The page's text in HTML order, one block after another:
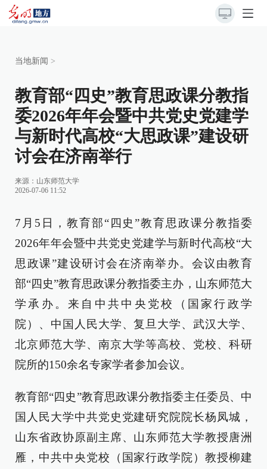
当地新闻 >
教育部“四史”教育思政课分教指
委2026年年会暨中共党史党建学
与新时代高校“大思政课”建设研
讨会在济南举行
来源： 山东师范大学
2026-07-06 11:52
7月5日，教育部“四史”教育思政课分教指委
2026年年会暨中共党史党建学与新时代高校“大
思政课”建设研讨会在济南举办。会议由教育
部“四史”教育思政课分教指委主办，山东师范大
学承办。来自中共中央党校（国家行政学
院）、中国人民大学、复旦大学、武汉大学、
北京师范大学、南京大学等高校、党校、科研
院所的150余名专家学者参加会议。
教育部“四史”教育思政课分教指委主任委员、中
国人民大学中共党史党建研究院院长杨凤城，
山东省政协原副主席、山东师范大学教授唐洲
雁，中共中央党校（国家行政学院）教授柳建